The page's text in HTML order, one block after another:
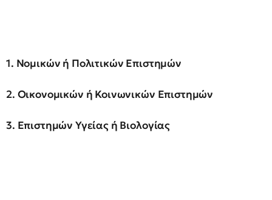
1. Νομικών ή Πολιτικών Επιστημών
2. Οικονομικών ή Κοινωνικών Επιστημών
3. Επιστημών Υγείας ή Βιολογίας